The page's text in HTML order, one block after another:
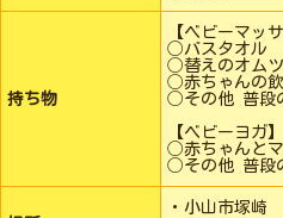
持ち物
【ベビーマッ
◯バスタオル
◯替えのオムツ
◯赤ちゃんの飲
◯その他 普段
【ベビーヨガ】
◯赤ちゃんとマ
◯その他 普段
・小山市塚崎